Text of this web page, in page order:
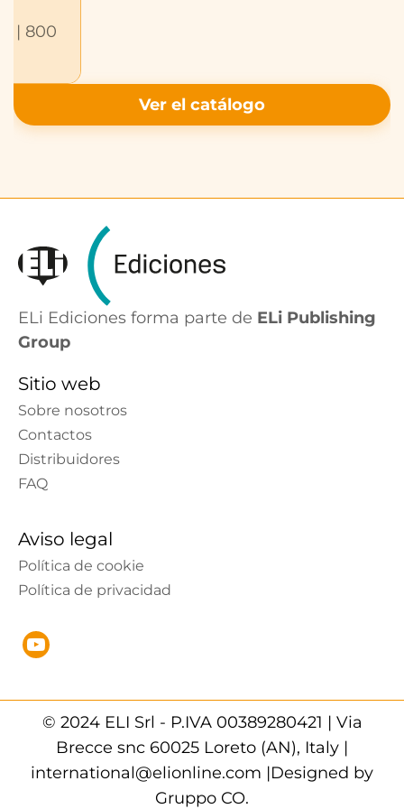
| 800
Ver el catálogo
ELi Ediciones forma parte de ELi Publishing
Group
Sitio web
Sobre nosotros
Contactos
Distribuidores
FAQ
Aviso legal
Política de cookie
Política de privacidad
© 2024 ELI Srl - P.IVA 00389280421 | Via
Brecce snc 60025 Loreto (AN), Italy |
international@elionline.com |Designed by
Gruppo CO.